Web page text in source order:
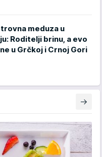
meduza u
Roditelji brinu, a evo
u Grčkoj i Crnoj Gori